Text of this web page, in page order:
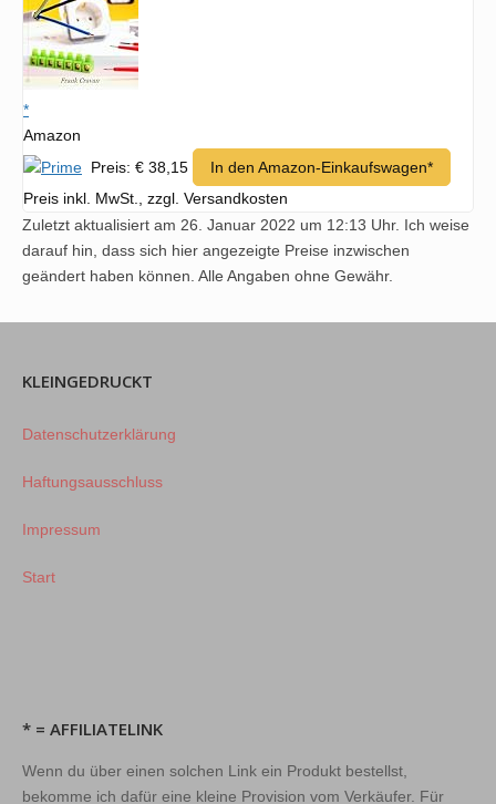
*
Amazon
Preis: € 38,15
In den Amazon-Einkaufswagen*
Preis inkl. MwSt., zzgl. Versandkosten
Zuletzt aktualisiert am 26. Januar 2022 um 12:13 Uhr. Ich weise
darauf hin, dass sich hier angezeigte Preise inzwischen
geändert haben können. Alle Angaben ohne Gewähr.
KLEINGEDRUCKT
Datenschutzerklärung
Haftungsausschluss
Impressum
Start
* = AFFILIATELINK
Wenn du über einen solchen Link ein Produkt bestellst,
bekomme ich dafür eine kleine Provision vom Verkäufer. Für